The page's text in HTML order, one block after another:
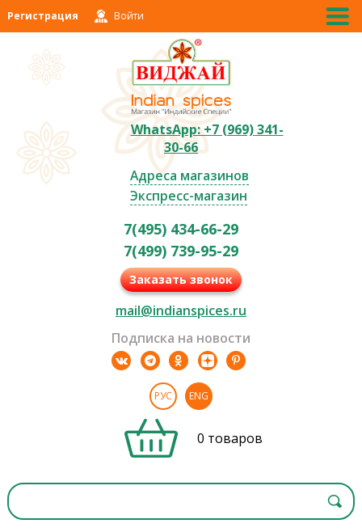
Регистрация Войти
WhatsApp: +7 (969) 341-
30-66
Адреса магазинов
Экспресс-магазин
7(495) 434-66-29
7(499) 739-95-29
Заказать звонок
mail@indianspices.ru
Подписка на новости
РУС ENG
0 товаров